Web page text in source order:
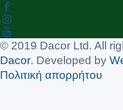
© 2019 Dacor Ltd. All
Dacor. Developed by
Πολιτική απορρήτου